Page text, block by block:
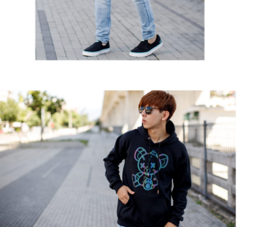
２．關於個人資料處理事宜，請瀏覽以下網址：
https://aftee.tw/terms/#terms3
３．未成年的使用者請事先徵得法定代理人或監護人之同意方可使用
「AFTEE先享後付」，若未經同意申辦者引起之損失，本公司不負相關責
４．使用「AFTEE先享後付」時，將依據個別帳號之用戶狀況，依本公司即
５．嚴禁一人註冊多個帳號或使用他人資訊註冊。若發現惡意使用之情形，
恩沛科技股份有限公司將有權停止該用戶之使用額度並採取法律行動。